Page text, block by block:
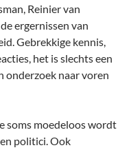
Reinier van
ergernissen van
Gebrekkige kennis,
het is slechts een
onderzoek naar voren
soms moedeloos wordt
politici. Ook